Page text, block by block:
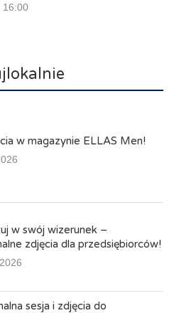
16:00
w magazynie ELLAS Men!
w swój wizerunek –
zdjęcia dla przedsiębiorców!
sesja i zdjęcia do